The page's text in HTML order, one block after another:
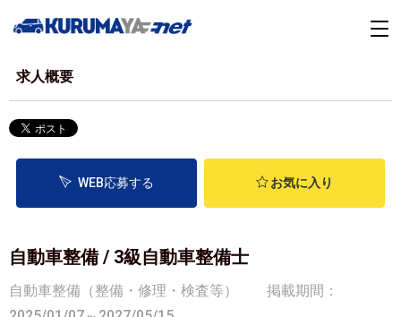
求人概要
WEB応募する お気に入り
自動車整備 / 3級自動車整備士
自動車整備（整備・修理・検査等）
掲載期間：